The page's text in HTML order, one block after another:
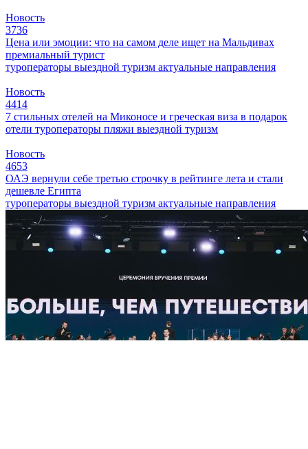
Новость
3736
Цена или эмоции: что на самом деле ищет на Мальдивах
премиальный турист
туроператоры выездной туризм актуальные направления
Новость
4414
7 стильных отелей на Миконосе и греческая виза в подарок
отели туроператоры пляжи выездной туризм
Новость
4653
ОАЭ вернули себе третью строчку в рейтинге лета и стали
дешевле Египта
туроператоры выездной туризм актуальные направления